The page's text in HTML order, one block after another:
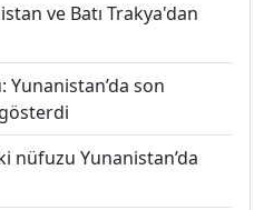
ve Batı Trakya'dan
Yunanistan’da son
nüfuzu Yunanistan’da